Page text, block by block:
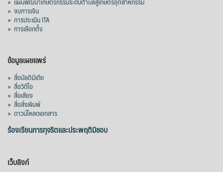
» งบการเงิน
» การประเมิน ITA
» การเลือกตั้ง
ข้อมูลเผยแพร่
» สื่อมัลติมีเดีย
» สื่อวิดีโอ
» สื่อเสียง
» สื่อสิ่งพิมพ์
» ดาวน์โหลดเอกสาร
ร้องเรียนการทุจริตและประพฤติมิชอบ
เว็บลิงก์